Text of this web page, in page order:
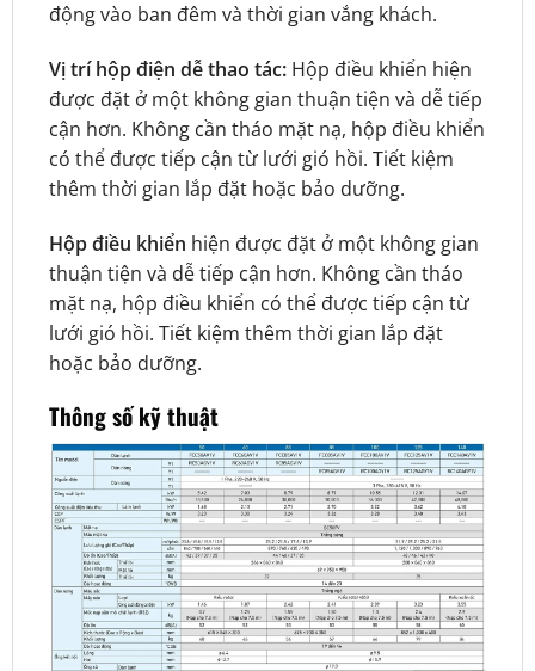
động vào ban đêm và thời gian vắng khách.
Vị trí hộp điện dễ thao tác: Hộp điều khiển hiện
được đặt ở một không gian thuận tiện và dễ tiếp
cận hơn. Không cần tháo mặt nạ, hộp điều khiển
có thể được tiếp cận từ lưới gió hồi. Tiết kiệm
thêm thời gian lắp đặt hoặc bảo dưỡng.
Hộp điều khiển hiện được đặt ở một không gian
thuận tiện và dễ tiếp cận hơn. Không cần tháo
mặt nạ, hộp điều khiển có thể được tiếp cận từ
lưới gió hồi. Tiết kiệm thêm thời gian lắp đặt
hoặc bảo dưỡng.
Thông số kỹ thuật